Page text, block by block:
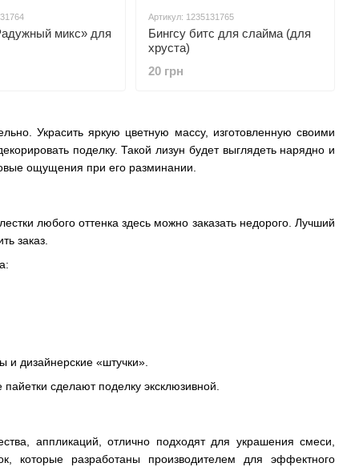
Украсить яркую цветную массу, изготовленную своими
поделку. Такой лизун будет выглядеть нарядно и
ощущения при его разминании.
любого оттенка здесь можно заказать недорого. Лучший
заказ.
и дизайнерские «штучки».
сделают поделку эксклюзивной.
аппликаций, отлично подходят для украшения смеси,
которые разработаны производителем для эффектного
микс» для
Артикул: 1235131765
Бингсу битс для слайма (для
хруста)
20 грн